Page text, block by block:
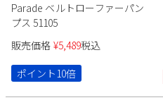
Parade ベルトローファーパン
プス 51105
販売価格 ¥5,489税込
ポイント10倍